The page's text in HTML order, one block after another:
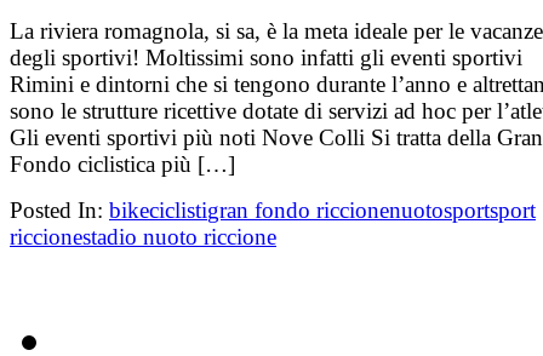
La riviera romagnola, si sa, è la meta ideale per le vacanze
degli sportivi! Moltissimi sono infatti gli eventi sportivi
Rimini e dintorni che si tengono durante l’anno e
sono le strutture ricettive dotate di servizi ad hoc per
Gli eventi sportivi più noti Nove Colli Si tratta della Gran
Fondo ciclistica più […]
Posted In: bikeciclistigran fondo riccionenuotosportsport
riccionestadio nuoto riccione